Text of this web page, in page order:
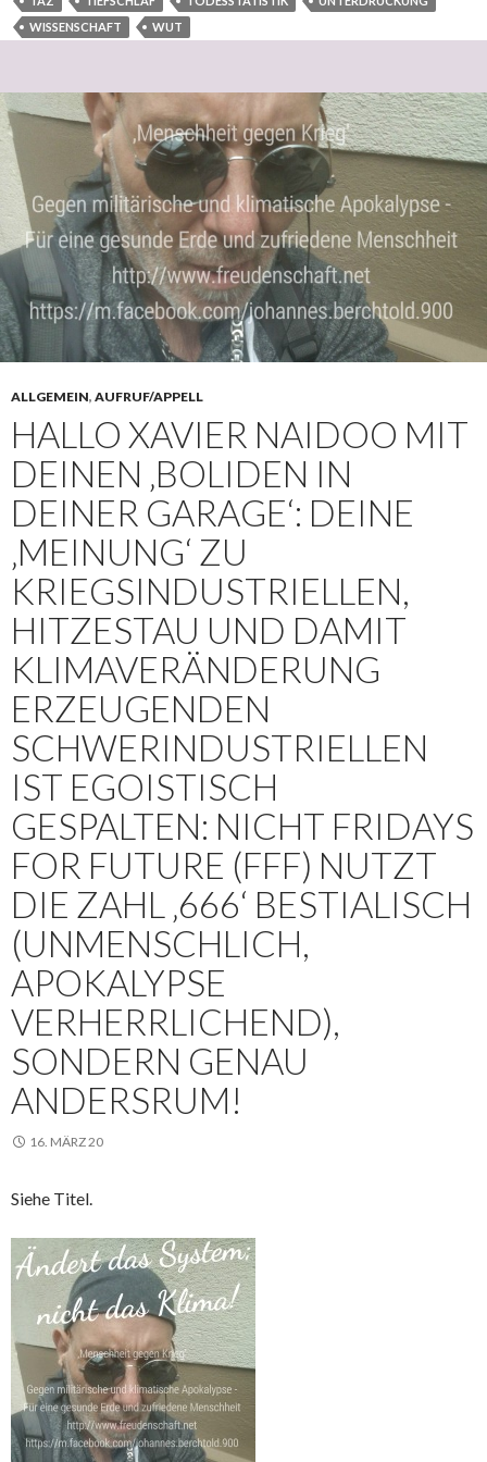
WISSENSCHAFT
WUT
ALLGEMEIN, AUFRUF/APPELL
HALLO XAVIER NAIDOO MIT
DEINEN ‚BOLIDEN IN
DEINER GARAGE‘: DEINE
‚MEINUNG‘ ZU
KRIEGSINDUSTRIELLEN,
HITZESTAU UND DAMIT
KLIMAVERÄNDERUNG
ERZEUGENDEN
SCHWERINDUSTRIELLEN
IST EGOISTISCH
GESPALTEN: NICHT FRIDAYS
FOR FUTURE (FFF) NUTZT
DIE ZAHL ‚666‘ BESTIALISCH
(UNMENSCHLICH,
APOKALYPSE
VERHERRLICHEND),
SONDERN GENAU
ANDERSRUM!
16. MÄRZ 20
Siehe Titel.